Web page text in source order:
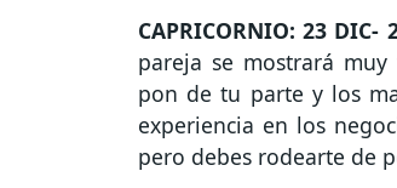
CAPRICORNIO: 23 DIC-
pareja se mostrará
pon de tu parte y los
experiencia en los
pero debes rodearte de